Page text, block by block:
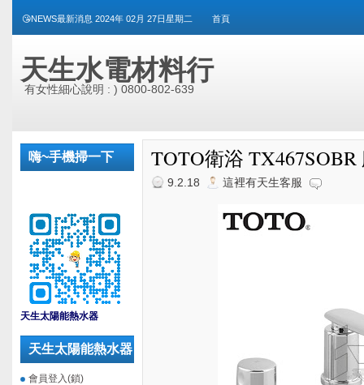
😘NEWS最新消息 2024年 02月 27日星期二 首頁
天生水電材料行
有女性細心說明 : ) 0800-802-639
嗨~手機掃一下
天生太陽能熱水器
天生太陽能熱水器
會員登入(鎖)
TOTO衛浴
9.2.18 這裡有天生客服